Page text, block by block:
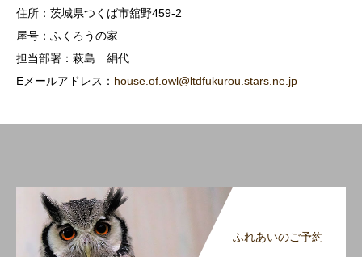
住所：茨城県つくば市舘野459-2
屋号：ふくろうの家
担当部署：萩島 絹代
Eメールアドレス： house.of.owl@ltdfukurou.stars.ne.jp
ふれあいのご予約